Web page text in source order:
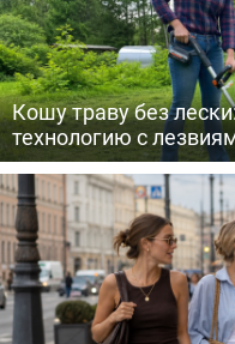
Кошу траву без
технологию с